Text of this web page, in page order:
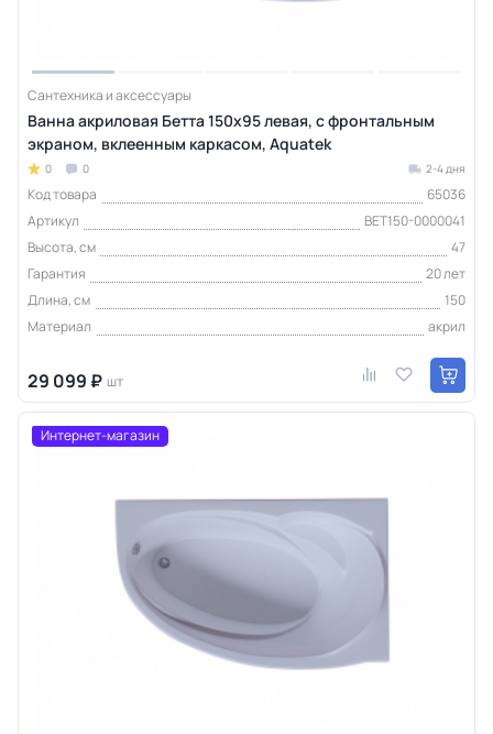
Сантехника и аксессуары
Ванна акриловая Бетта 150х95 левая, с фронтальным
экраном, вклеенным каркасом, Aquatek
0 0 2-4 дня
Код товара
65036
Артикул
BET150-0000041
Высота, см
47
Гарантия
20 лет
Длина, см
150
Материал
акрил
29 099 ₽ шт
Интернет-магазин